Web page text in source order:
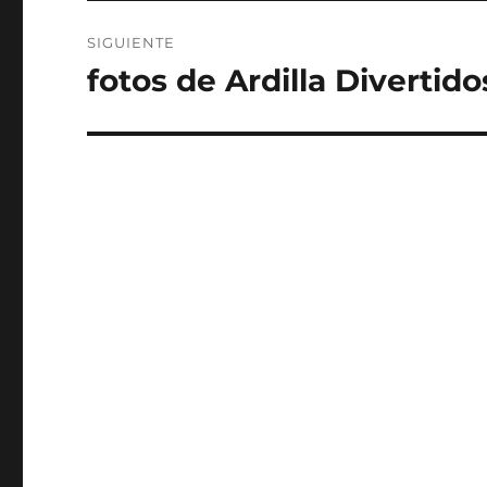
SIGUIENTE
Entrada
fotos de Ardilla